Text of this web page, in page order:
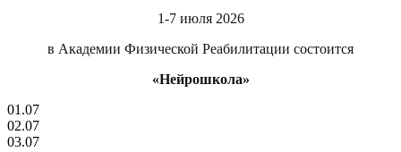
1-7 июля 2026
в Академии Физической Реабилитации состоится
«Нейрошкола»
01.07
02.07
03.07